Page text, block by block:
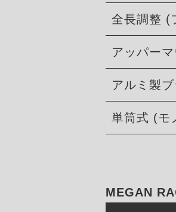
全長調整 (
アッパー
アルミ製
単筒式 (モ
MEGAN